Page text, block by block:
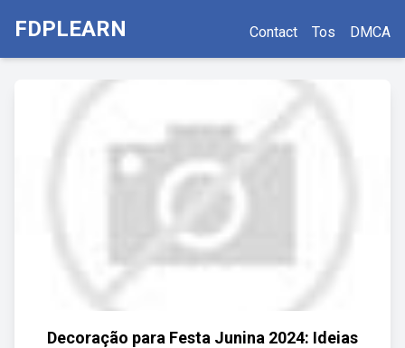
FDPLEARN Contact Tos DMCA
Decoração para Festa Junina 2024: Ideias